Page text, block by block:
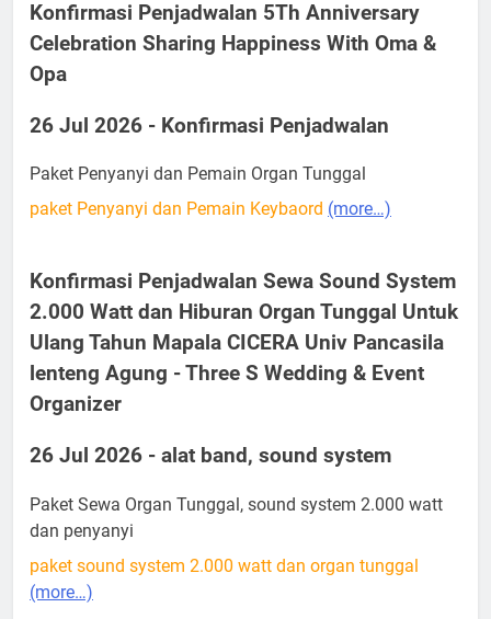
Konfirmasi Penjadwalan 5Th Anniversary
Celebration Sharing Happiness With Oma &
Opa
26 Jul 2026 - Konfirmasi Penjadwalan
Paket Penyanyi dan Pemain Organ Tunggal
paket Penyanyi dan Pemain Keybaord (more…)
Konfirmasi Penjadwalan Sewa Sound System
2.000 Watt dan Hiburan Organ Tunggal Untuk
Ulang Tahun Mapala CICERA Univ Pancasila
lenteng Agung - Three S Wedding & Event
Organizer
26 Jul 2026 - alat band, sound system
Paket Sewa Organ Tunggal, sound system 2.000 watt
dan penyanyi
paket sound system 2.000 watt dan organ tunggal
(more…)